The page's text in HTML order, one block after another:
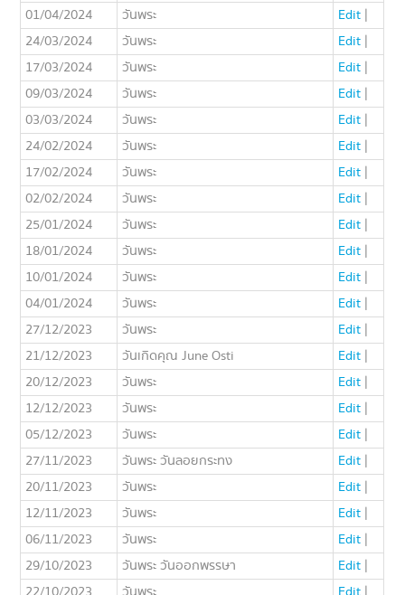
01/04/2024
วันพระ Edit |
24/03/2024
วันพระ Edit |
17/03/2024
วันพระ Edit |
09/03/2024
วันพระ Edit |
03/03/2024
วันพระ Edit |
24/02/2024
วันพระ Edit |
17/02/2024
วันพระ Edit |
02/02/2024
วันพระ Edit |
25/01/2024
วันพระ Edit |
18/01/2024
วันพระ Edit |
10/01/2024
วันพระ Edit |
04/01/2024
วันพระ Edit |
27/12/2023
วันพระ Edit |
21/12/2023
วันเกิดคุณ June Osti Edit |
20/12/2023
วันพระ Edit |
12/12/2023
วันพระ Edit |
05/12/2023
วันพระ Edit |
27/11/2023
วันพระ วันลอยกระทง Edit |
20/11/2023
วันพระ Edit |
12/11/2023
วันพระ Edit |
06/11/2023
วันพระ Edit |
29/10/2023
วันพระ วันออกพรรษา Edit |